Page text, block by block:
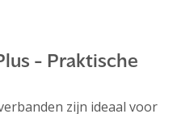
- Praktische
zijn ideaal voor